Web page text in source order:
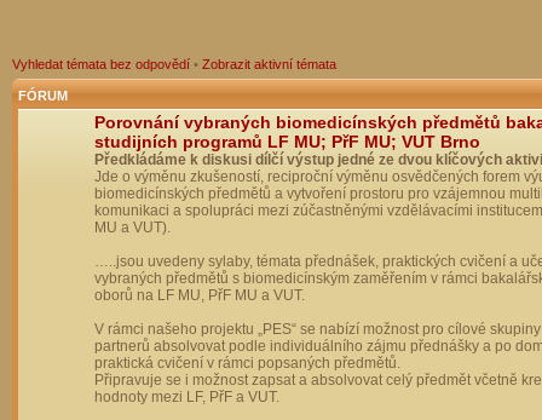
Vyhledat témata bez odpovědí • Zobrazit aktivní témata
FÓRUM
Porovnání vybraných biomedicínských předmětů
studijních programů LF MU; PřF MU; VUT Brno
Předkládáme k diskusi dílčí výstup jedné ze dvou klíčových
Jde o výměnu zkušeností, reciproční výměnu osvědčených forem
biomedicínských předmětů a vytvoření prostoru pro vzájemnou
komunikaci a spolupráci mezi zúčastněnými vzdělávacími
MU a VUT).
…..jsou uvedeny sylaby, témata přednášek, praktických cvičení a
vybraných předmětů s biomedicínským zaměřením v rámci
oborů na LF MU, PřF MU a VUT.
V rámci našeho projektu „PES“ se nabízí možnost pro cílové
partnerů absolvovat podle individuálního zájmu přednášky a po
praktická cvičení v rámci popsaných předmětů.
Připravuje se i možnost zapsat a absolvovat celý předmět včetně
hodnoty mezi LF, PřF a VUT.